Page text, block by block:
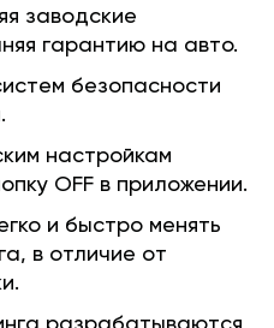
заводские
гарантию на авто.
безопасности
настройкам
OFF в приложении.
и быстро менять
в отличие от